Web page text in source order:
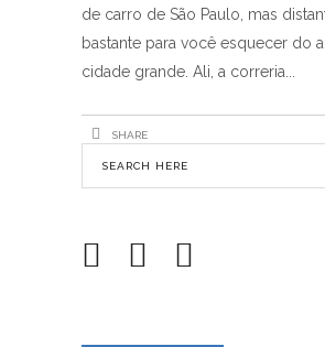
de carro de São Paulo, mas
bastante para você esquecer do
cidade grande. Ali, a correria
SHARE